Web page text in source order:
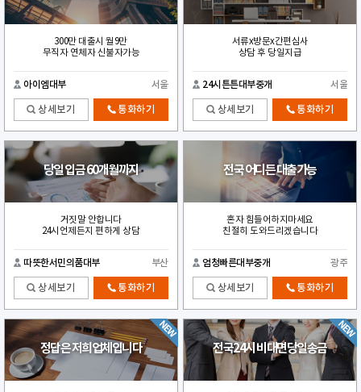
300만 대출시 월9만
무직자 연체자 신불자가능
아이엠대부 서울
상세보기 통화하기
서류x방문x간편심사
상담 후 당일지급
24시튼튼대부중개 서울
상세보기 통화하기
당일 입금 60개월까지
거짓말 안합니다
24시언제든지 편하게 상담
따뜻한서민의품대부 부산
상세보기 통화하기
전국 어디든 대출가능
혼자 힘들어하지마세요
친절히 도와드리겠습니다
엄청빠른대부중개 광주
상세보기 통화하기
정답은 저희업체입니다 전국24시 비대면당일송금